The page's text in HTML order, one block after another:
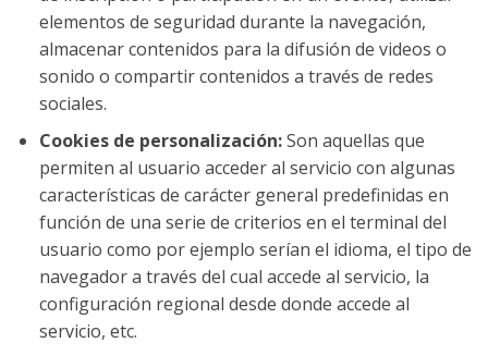
elementos de seguridad durante la navegación,
almacenar contenidos para la difusión de videos o
sonido o compartir contenidos a través de redes
sociales.
Cookies de personalización:Son aquellas que
permiten al usuario acceder al servicio con algunas
características de carácter general predefinidas en
función de una serie de criterios en el terminal del
usuario como por ejemplo serían el idioma, el tipo de
navegador a través del cual accede al servicio, la
configuración regional desde donde accede al
servicio, etc.